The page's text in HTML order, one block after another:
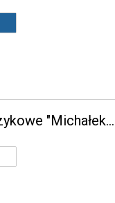
Niepubliczne Przedszkole Językowe "Michałek" w Wałbrzychu